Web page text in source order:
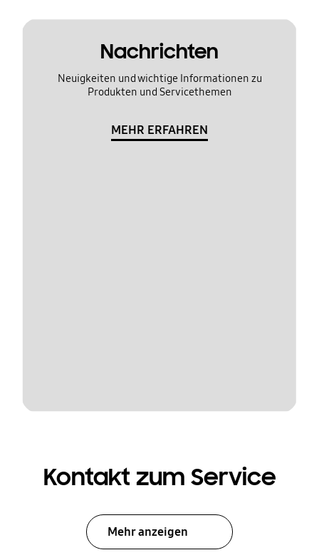
Nachrichten
Neuigkeiten und wichtige Informationen zu
Produkten und Servicethemen
MEHR ERFAHREN
Kontakt zum Service
Mehr anzeigen